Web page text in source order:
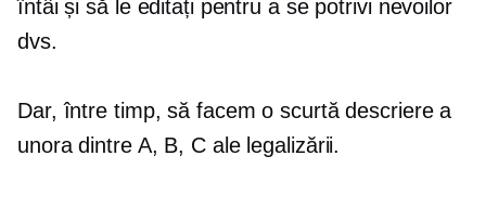
întâi și să le editați pentru a se potrivi nevoilor
dvs.
Dar, între timp, să facem o scurtă descriere a
unora dintre A, B, C ale legalizării.